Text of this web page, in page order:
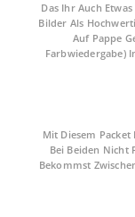
Das Ihr Auch
Bilder Als
Auf Pappe
Farbwiedergabe)
Mit Diesem
Bei Beiden Nicht
Bekommst